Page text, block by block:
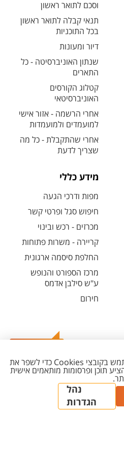
וסכם לתואר ראשון
תנאי קבלה לתואר ראשון
בכל התוכניות
דיור ומעונות
שנתון האוניברסיטה - כל
התארים
קטלוג הקורסים
האוניברסיטאי
אחרי הרשמה - אזור אישי
למועמדים ולמועמדות
אחרי שהתקבלת - כל מה
שצריך לדעת
מידע כללי
מפות ודרכי הגעה
חיפוש סגל ופרטי קשר
מכרזים - רכש ובינוי
קריירה - משרות פתוחות
החלפת סיסמה ארגונית
מרכז הספורט והנופש
ע"ש סילבן אדמס
חירום
מדיניות עריכת
תוכן